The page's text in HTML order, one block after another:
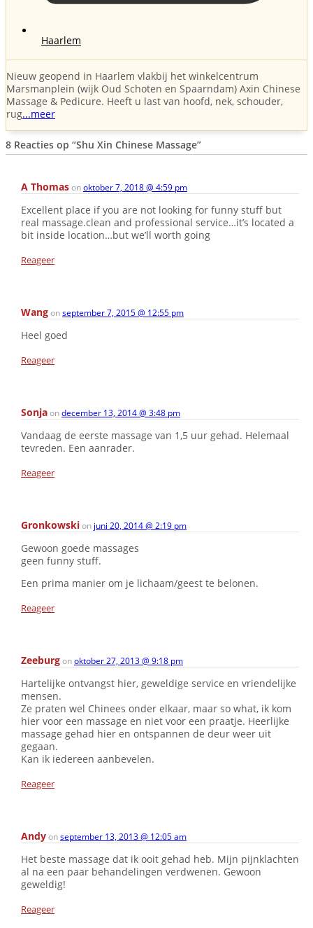
Haarlem
Nieuw geopend in Haarlem vlakbij het winkelcentrum
Marsmanplein (wijk Oud Schoten en Spaarndam) Axin Chinese
Massage & Pedicure. Heeft u last van hoofd, nek, schouder,
rug...meer
8 Reacties op “Shu Xin Chinese Massage”
A Thomasonoktober 7, 2018 @ 4:59 pm
Excellent place if you are not looking for funny stuff but
real massage.clean and professional service…it’s located a
bit inside location…but we’ll worth going
Reageer
Wangonseptember 7, 2015 @ 12:55 pm
Heel goed
Reageer
Sonjaondecember 13, 2014 @ 3:48 pm
Vandaag de eerste massage van 1,5 uur gehad. Helemaal
tevreden. Een aanrader.
Reageer
Gronkowskion juni 20, 2014 @ 2:19 pm
Gewoon goede massages
geen funny stuff.
Een prima manier om je lichaam/geest te belonen.
Reageer
Zeeburgonoktober 27, 2013 @ 9:18 pm
Hartelijke ontvangst hier, geweldige service en vriendelijke
mensen.
Ze praten wel Chinees onder elkaar, maar so what, ik kom
hier voor een massage en niet voor een praatje. Heerlijke
massage gehad hier en ontspannen de deur weer uit
gegaan.
Kan ik iedereen aanbevelen.
Reageer
Andyonseptember 13, 2013 @ 12:05 am
Het beste massage dat ik ooit gehad heb. Mijn pijnklachten
al na een paar behandelingen verdwenen. Gewoon
geweldig!
Reageer